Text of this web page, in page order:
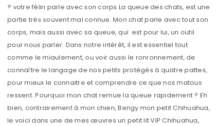
? votre félin parle avec son corps La queue des chats, est une
partie très souvent mal connue. Mon chat parle avec tout son
corps, mais aussi avec sa queue, qui est pour lui, un outil
pour nous parler. Dans notre intérêt, il est essentiel tout
comme le miaulement, ou voir aussi le ronronnement, de
connaître le langage de nos petits protégés à quatre pattes,
pour mieux le connaitre et comprendre ce que nos matous
ressent. Pourquoi mon chat remue la queue rapidement ? Eh
bien, contrairement à mon chien, Bengy mon petit Chihuahua,
le voici dans une de mes œuvres un petit lit VIP Chihuahua,